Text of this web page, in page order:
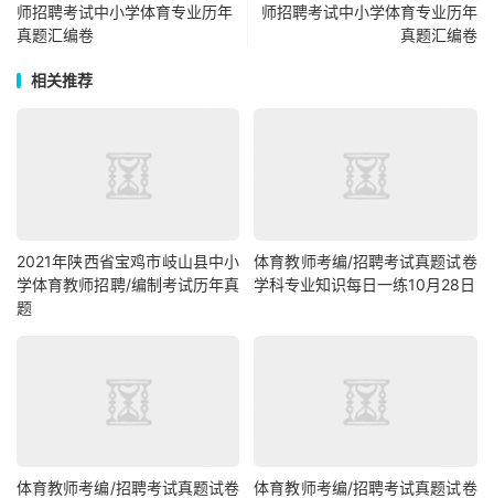
师招聘考试中小学体育专业历年
真题汇编卷
师招聘考试中小学体育专业历年
真题汇编卷
相关推荐
2021年陕西省宝鸡市岐山县中小
学体育教师招聘/编制考试历年真
题
体育教师考编/招聘考试真题试卷
学科专业知识每日一练10月28日
体育教师考编/招聘考试真题试卷
体育教师考编/招聘考试真题试卷